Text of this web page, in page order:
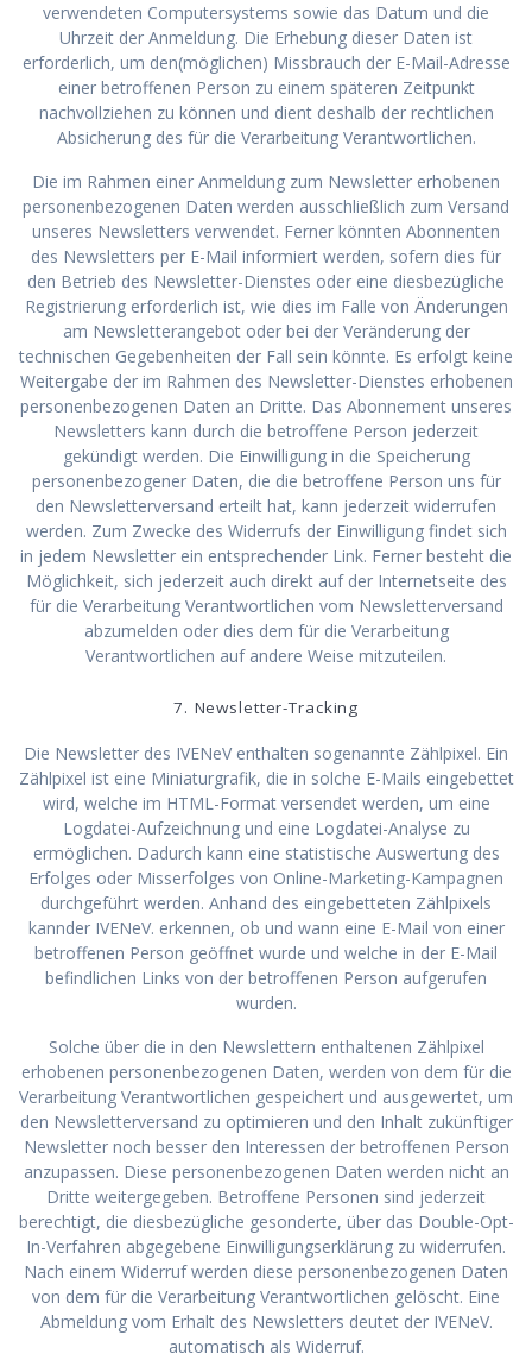
verwendeten Computersystems sowie das Datum und die
Uhrzeit der Anmeldung. Die Erhebung dieser Daten ist
erforderlich, um den(möglichen) Missbrauch der E-Mail-Adresse
einer betroffenen Person zu einem späteren Zeitpunkt
nachvollziehen zu können und dient deshalb der rechtlichen
Absicherung des für die Verarbeitung Verantwortlichen.
Die im Rahmen einer Anmeldung zum Newsletter erhobenen
personenbezogenen Daten werden ausschließlich zum Versand
unseres Newsletters verwendet. Ferner könnten Abonnenten
des Newsletters per E-Mail informiert werden, sofern dies für
den Betrieb des Newsletter-Dienstes oder eine diesbezügliche
Registrierung erforderlich ist, wie dies im Falle von Änderungen
am Newsletterangebot oder bei der Veränderung der
technischen Gegebenheiten der Fall sein könnte. Es erfolgt keine
Weitergabe der im Rahmen des Newsletter-Dienstes erhobenen
personenbezogenen Daten an Dritte. Das Abonnement unseres
Newsletters kann durch die betroffene Person jederzeit
gekündigt werden. Die Einwilligung in die Speicherung
personenbezogener Daten, die die betroffene Person uns für
den Newsletterversand erteilt hat, kann jederzeit widerrufen
werden. Zum Zwecke des Widerrufs der Einwilligung findet sich
in jedem Newsletter ein entsprechender Link. Ferner besteht die
Möglichkeit, sich jederzeit auch direkt auf der Internetseite des
für die Verarbeitung Verantwortlichen vom Newsletterversand
abzumelden oder dies dem für die Verarbeitung
Verantwortlichen auf andere Weise mitzuteilen.
7. Newsletter-Tracking
Die Newsletter des IVENeV enthalten sogenannte Zählpixel. Ein
Zählpixel ist eine Miniaturgrafik, die in solche E-Mails eingebettet
wird, welche im HTML-Format versendet werden, um eine
Logdatei-Aufzeichnung und eine Logdatei-Analyse zu
ermöglichen. Dadurch kann eine statistische Auswertung des
Erfolges oder Misserfolges von Online-Marketing-Kampagnen
durchgeführt werden. Anhand des eingebetteten Zählpixels
kannder IVENeV. erkennen, ob und wann eine E-Mail von einer
betroffenen Person geöffnet wurde und welche in der E-Mail
befindlichen Links von der betroffenen Person aufgerufen
wurden.
Solche über die in den Newslettern enthaltenen Zählpixel
erhobenen personenbezogenen Daten, werden von dem für die
Verarbeitung Verantwortlichen gespeichert und ausgewertet, um
den Newsletterversand zu optimieren und den Inhalt zukünftiger
Newsletter noch besser den Interessen der betroffenen Person
anzupassen. Diese personenbezogenen Daten werden nicht an
Dritte weitergegeben. Betroffene Personen sind jederzeit
berechtigt, die diesbezügliche gesonderte, über das Double-Opt-
In-Verfahren abgegebene Einwilligungserklärung zu widerrufen.
Nach einem Widerruf werden diese personenbezogenen Daten
von dem für die Verarbeitung Verantwortlichen gelöscht. Eine
Abmeldung vom Erhalt des Newsletters deutet der IVENeV.
automatisch als Widerruf.